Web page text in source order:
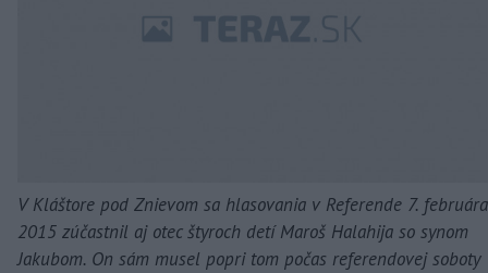
V Kláštore pod Znievom sa hlasovania v Referende 7. februára
2015 zúčastnil aj otec štyroch detí Maroš Halahija so synom
Jakubom. On sám musel popri tom počas referendovej soboty